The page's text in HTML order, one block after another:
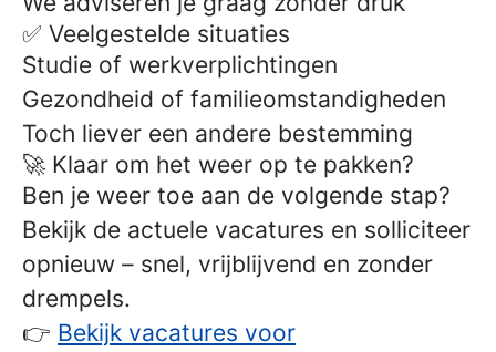
✅ Veelgestelde situaties
Studie of werkverplichtingen
Gezondheid of familieomstandigheden
Toch liever een andere bestemming
🚀 Klaar om het weer op te pakken?
Ben je weer toe aan de volgende stap?
Bekijk de actuele vacatures en solliciteer
opnieuw – snel, vrijblijvend en zonder
drempels.
👉 Bekijk vacatures voor